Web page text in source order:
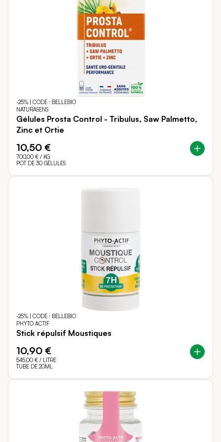
-25% | CODE : BELLEBIO
NATURASENS
Gélules Prosta Control - Tribulus, Saw Palmetto,
Zinc et Ortie
10,50 €
700,00 € / KG
POT DE 30 GÉLULES
-25% | CODE : BELLEBIO
PHYTO ACTIF
Stick répulsif Moustiques
10,90 €
545,00 € / LITRE
TUBE DE 20ML